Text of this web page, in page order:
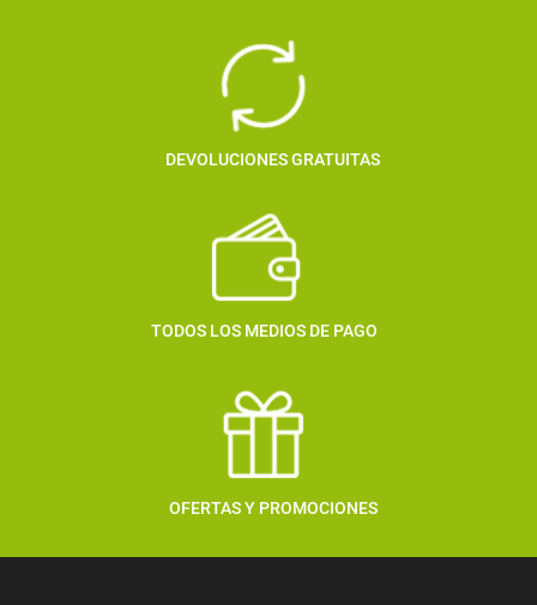
DEVOLUCIONES GRATUITAS
TODOS LOS MEDIOS DE PAGO
OFERTAS Y PROMOCIONES